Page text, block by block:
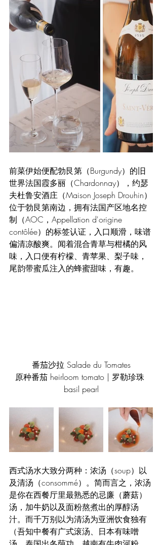
前菜伊始便配勃艮第（Burgundy）的旧
世界法国霞多丽（Chardonnay），约瑟
夫杜鲁安酒庄（Maison Joseph Drouhin）
位于勃艮第南边，拥有法国产区地名控
制（AOC，Appellation d'origine
contôlée）的标签认证，入口顺滑，味谱
偏清凉酸爽。闻着混合青草与柑橘的风
味，入口便有柠檬、青苹果、梨子味，
尾韵带蜜瓜注入的蜂蜜甜味，有趣。
番茄沙拉 Salade du Tomates
原种番茄 heirloom tomato | 罗勒珍珠
basil pearl
西式汤水大致分两种：浓汤（soup）以
及清汤（consommé）。简而言之，浓汤
是你在西餐厅里最熟悉的忌廉（蘑菇）
汤，加牛奶以及面粉熬煮出的厚醇汤
汁。而千万别以为清汤为亚洲饮食独有
（吾知中餐有广式滚汤、日本有味噌